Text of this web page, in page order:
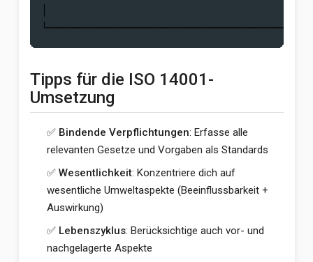
Tipps für die ISO 14001-
Umsetzung
✅ Bindende Verpflichtungen: Erfasse alle
relevanten Gesetze und Vorgaben als Standards
✅ Wesentlichkeit: Konzentriere dich auf
wesentliche Umweltaspekte (Beeinflussbarkeit +
Auswirkung)
✅ Lebenszyklus: Berücksichtige auch vor- und
nachgelagerte Aspekte